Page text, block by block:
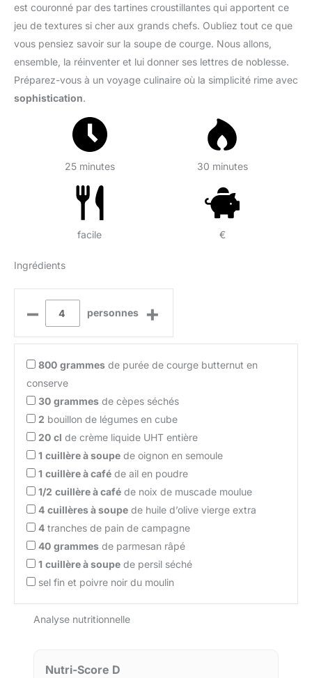
est couronné par des tartines croustillantes qui apportent ce
jeu de textures si cher aux grands chefs. Oubliez tout ce que
vous pensiez savoir sur la soupe de courge. Nous allons,
ensemble, la réinventer et lui donner ses lettres de noblesse.
Préparez-vous à un voyage culinaire où la simplicité rime avec
sophistication.
25 minutes 30 minutes
facile €
Ingrédients
– personnes +
800 grammes de purée de courge butternut en
conserve
30 grammes de cèpes séchés
2 bouillon de légumes en cube
20 cl de crème liquide UHT entière
1 cuillère à soupe de oignon en semoule
1 cuillère à café de ail en poudre
1/2 cuillère à café de noix de muscade moulue
4 cuillères à soupe de huile d’olive vierge extra
4 tranches de pain de campagne
40 grammes de parmesan râpé
1 cuillère à soupe de persil séché
sel fin et poivre noir du moulin
Analyse nutritionnelle
Nutri-Score D